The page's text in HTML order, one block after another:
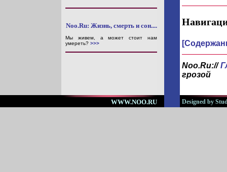
Noo.Ru: Жизнь, смерть и сон....
Мы живем, а может стоит нам
умереть? >>>
Noo.Ru://
грозой
WWW.NOO.RU Designed by